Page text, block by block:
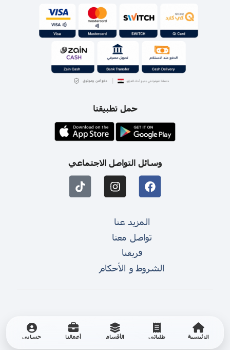
الرئيسية طلباتي الأقسام أعمالنا حسابي
حمل تطبيقنا
وسائل التواصل الاجتماعي
المزيد عنا
تواصل معنا
فريقنا
الشروط و الأحكام